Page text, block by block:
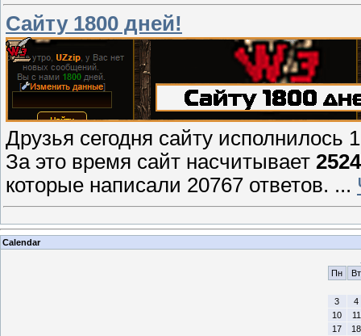
Cайту 1800 дней!
Друзья сегодня сайту исполнилось
За это время сайт насчитывает 2524
которые написали 20767 ответов. ...
Calendar
Пн
Вт
3
4
10
11
17
18